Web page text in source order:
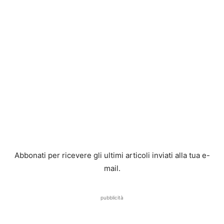
Abbonati per ricevere gli ultimi articoli inviati alla tua e-
mail.
pubblicità